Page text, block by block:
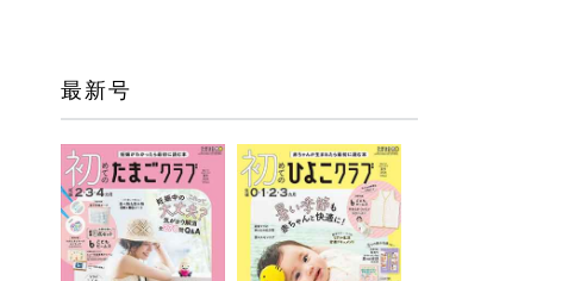
最新号